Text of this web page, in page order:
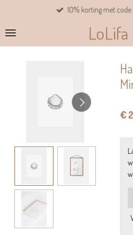
naar
de
LoLifa
10% korting met code
€